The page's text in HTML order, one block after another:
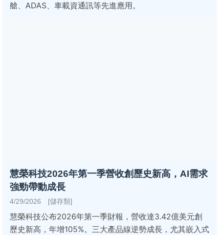
艙、ADAS、車載資通訊等先進應用。
慧榮科技2026年第一季營收創歷史新高，AI需求
強勁帶動成長
4/29/2026 [儲存類]
慧榮科技公布2026年第一季財報，營收達3.42億美元創
歷史新高，年增105%。三大產品線逆勢成長，尤其嵌入式